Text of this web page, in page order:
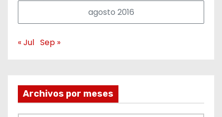
agosto 2016
« Jul Sep »
Archivos por meses